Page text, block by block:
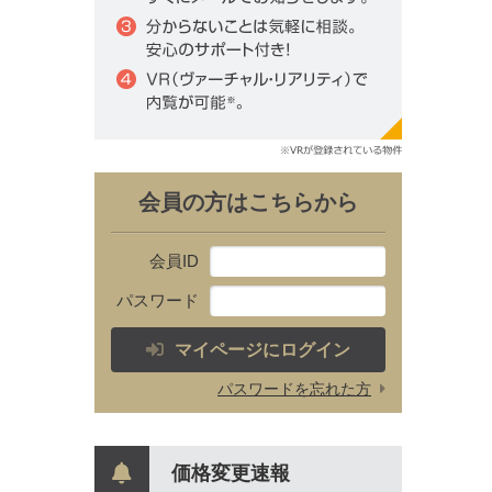
会員の方はこちらから
会員ID
パスワード
マイページにログイン
パスワードを忘れた方
価格変更速報